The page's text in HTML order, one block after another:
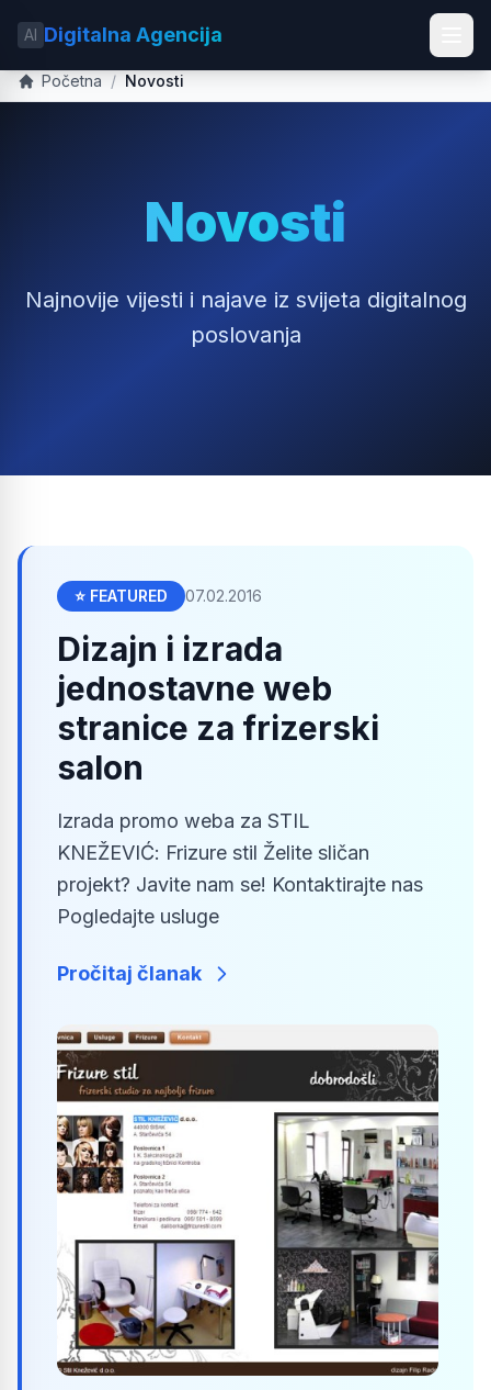
AI Digitalna Agencija
Početna / Novosti
Novosti
Najnovije vijesti i najave iz svijeta digitalnog
poslovanja
⭐ FEATURED 07.02.2016
Dizajn i izrada
jednostavne web
stranice za frizerski
salon
Izrada promo weba za STIL
KNEŽEVIĆ: Frizure stil Želite sličan
projekt? Javite nam se! Kontaktirajte nas
Pogledajte usluge
Pročitaj članak